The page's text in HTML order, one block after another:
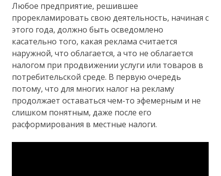
Любое предприятие, решившее
прорекламировать свою деятельность, начиная с
этого года, должно быть осведомлено
касательно того, какая реклама считается
наружной, что облагается, а что не облагается
налогом при продвижении услуги или товаров в
потребительской среде. В первую очередь
потому, что для многих налог на рекламу
продолжает оставаться чем-то эфемерным и не
слишком понятным, даже после его
расформирования в местные налоги.